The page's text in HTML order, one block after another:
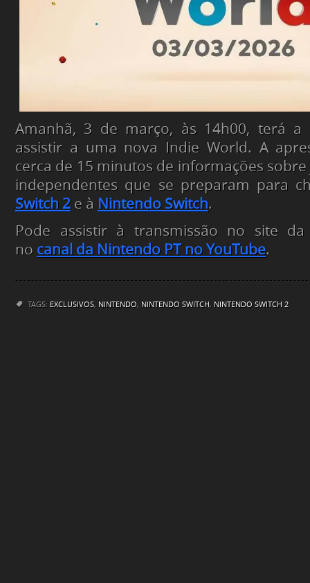
Amanhã, 3 de março, às 14h00, terá a
assistir a uma nova Indie World. A
cerca de 15 minutos de informações
independentes que se preparam para
Switch 2e à Nintendo Switch.
Pode assistir à transmissão no site
no canal da Nintendo PT no YouTube.
TAGS: EXCLUSIVOS, NINTENDO, NINTENDO SWITCH, NINTENDO SWITCH 2